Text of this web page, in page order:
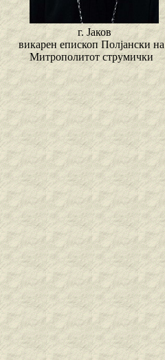
г. Јаков
викарен епископ Полјански на
Митрополитот струмички